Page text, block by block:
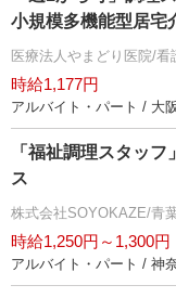
小規模多機能型居宅
医療法人やまどり医院/
時給1,177円
アルバイト・パート / 大
「福祉調理スタッ
ス
株式会社SOYOKAZE/青
時給1,250円～1,300円
アルバイト・パート / 神